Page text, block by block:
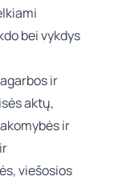
bei vykdys
ir
aktų,
ir
viešosios